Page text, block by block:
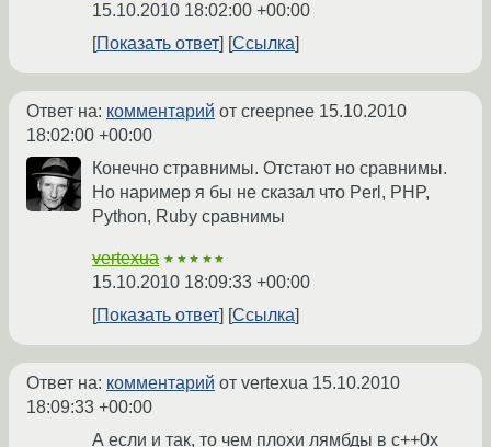
15.10.2010 18:02:00 +00:00
Показать ответ
Ссылка
Ответ на: комментарий от creepnee 15.10.2010
18:02:00 +00:00
Конечно стравнимы. Отстают но сравнимы.
Но наример я бы не сказал что Perl, PHP,
Python, Ruby сравнимы
vertexua ★★★★★
15.10.2010 18:09:33 +00:00
Показать ответ
Ссылка
Ответ на: комментарий от vertexua 15.10.2010
18:09:33 +00:00
А если и так, то чем плохи лямбды в c++0x